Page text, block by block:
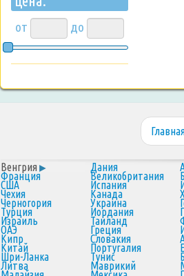
от до
Венгрия Дания
Франция Великобритания
США Испания
Чехия Канада
Черногория Украина
Турция Иордания
Израиль Таиланд
ОАЭ Греция
Кипр Словакия
Китай Португалия
Шри-Ланка Тунис
Литва Маврикий